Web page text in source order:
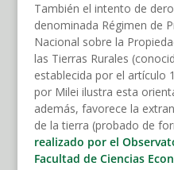
También el intento de
denominada Régimen de
Nacional sobre la
las Tierras Rurales
establecida por el artículo
por Milei ilustra esta
además, favorece la
de la tierra (probado de
realizado por el
Facultad de Ciencias